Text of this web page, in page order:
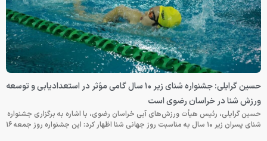
حسین گرایلی: جشنواره شنای زیر ۱۰ سال گامی مؤثر در استعدادیابی و توسعه
ورزش شنا در خراسان رضوی است
حسین گرایلی، رئیس هیأت ورزش‌های آبی خراسان رضوی، با اشاره به برگزاری جشنواره
شنای پسران زیر ۱۰ سال به مناسبت روز جهانی شنا اظهار کرد: این جشنواره روز جمعه‌ ۱۶